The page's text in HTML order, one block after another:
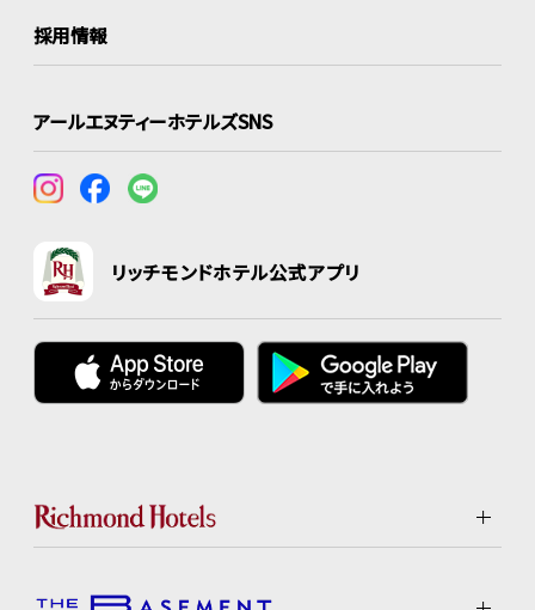
採用情報
アールエヌティーホテルズSNS
リッチモンドホテル公式アプリ